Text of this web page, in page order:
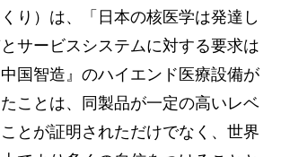
り）は、「日本の核医学は発達し
サービスシステムに対する要求は
国智造』のハイエンド医療設備が
ことは、同製品が一定の高いレベ
とが証明されただけでなく、世界